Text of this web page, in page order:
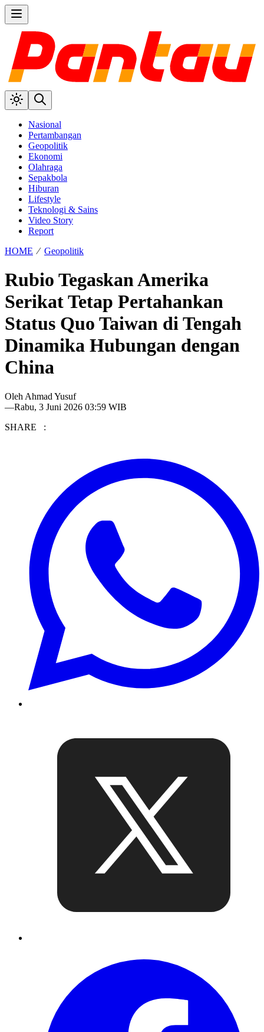
Nasional
Pertambangan
Geopolitik
Ekonomi
Olahraga
Sepakbola
Hiburan
Lifestyle
Teknologi & Sains
Video Story
Report
HOME ⁄ Geopolitik
Rubio Tegaskan Amerika
Serikat Tetap Pertahankan
Status Quo Taiwan di Tengah
Dinamika Hubungan dengan
China
Oleh Ahmad Yusuf
—Rabu, 3 Juni 2026 03:59 WIB
SHARE :